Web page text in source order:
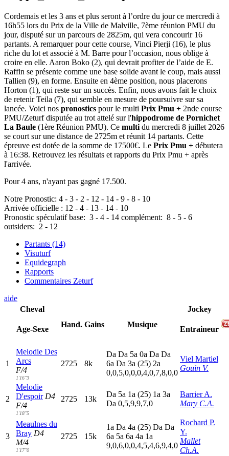
Cordemais et les 3 ans et plus seront à l’ordre du jour ce mercredi à
16h55 lors du Prix de la Ville de Malville, 7ème réunion PMU du
jour, disputé sur un parcours de 2825m, qui vera concourir 16
partants. A remarquer pour cette course, Vinci Pierji (16), le plus
riche du lot et associé à M. Barre pour l’occasion, nous oblige à
croire en elle. Aaron Boko (2), qui devrait profiter de l’aide de E.
Raffin se présente comme une base solide avant le coup, mais aussi
Tallien (9), en forme. Ensuite en 4ème position, nous placerons
Horton (1), qui reste sur un succès. Enfin, nous avons fait le choix
de retenir Teila (7), qui semble en mesure de poursuivre sur sa
lancée. Voici nos pronostics pour le multi Prix Pmu + 2nde course
PMU/Zeturf disputée au trot attelé sur l'hippodrome de Pornichet
La Baule (1ère Réunion PMU). Ce multi du mercredi 8 juillet 2026
se court sur une distance de 2725m et réunit 14 partants. Cette
épreuve est dotée de la somme de 17500€. Le Prix Pmu + débutera
à 16:38. Retrouvez les résultats et rapports du Prix Pmu + après
l'arrivée.
Pour 4 ans, n'ayant pas gagné 17.500.
Notre Pronostic: 4 - 3 - 2 - 12 - 14 - 9 - 8 - 10
Arrivée officielle : 12 - 4 - 13 - 14 - 10
Pronostic spéculatif base: 3 - 4 - 14 complément: 8 - 5 - 6
outsiders: 2 - 12
Partants (14)
Visuturf
Equidegraph
Rapports
Commentaires Zeturf
aide
Cheval
Age-Sexe
Hand. Gains Musique
Jockey
Entraineur
1
Melodie Des
Arcs
F/4
1'16"3
2725 8k
Da Da 5a 0a Da Da
6a Da 3a (25) 2a
0,0,5,0,0,0,4,0,7,8,0,0
Viel Martiel
Gouin V.
2
Melodie
D'espoir D4
F/4
1'18"5
2725 13k
Da 5a 1a (25) 1a 3a
Da 0,5,9,9,7,0
Barrier A.
Mary C.A.
3
Meaulnes du
Bray D4
M/4
1'17"0
2725 15k
1a Da 4a (25) Da Da
6a 5a 6a 4a 1a
9,0,6,0,0,4,5,4,6,9,4,0
Rochard P.
Y.
Mallet
Ch.A.